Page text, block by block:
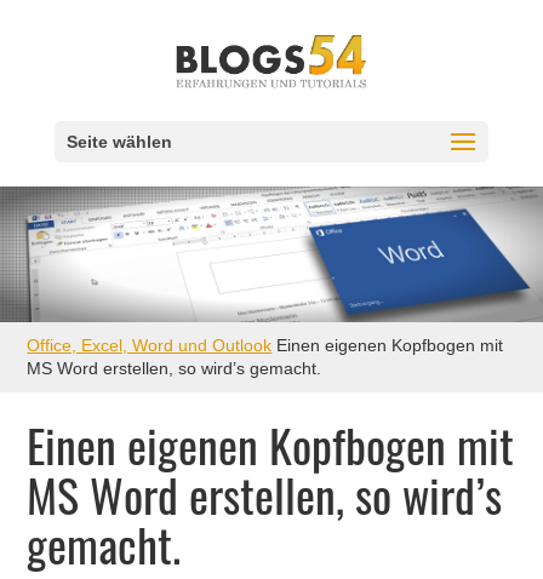
Seite wählen
Office, Excel, Word und Outlook Einen eigenen Kopfbogen mit
MS Word erstellen, so wird’s gemacht.
Einen eigenen Kopfbogen mit
MS Word erstellen, so wird’s
gemacht.